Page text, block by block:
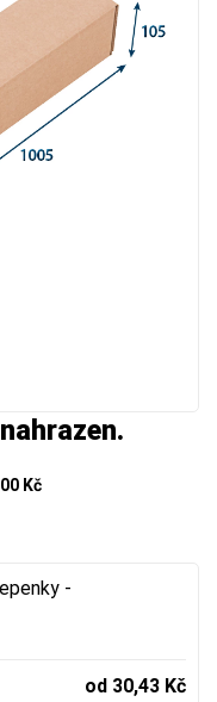
Kč
-
od 30,43 Kč